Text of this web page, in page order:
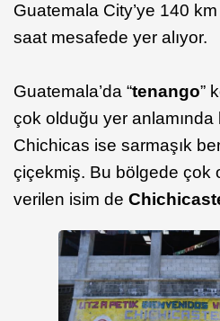
Guatemala City’ye 140
saat mesafede yer alıyor.
Guatemala’da “tenango”
çok olduğu yer anlamında
Chichicas ise sarmaşık
çiçekmiş. Bu bölgede çok
verilen isim de